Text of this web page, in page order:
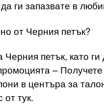
ги запазвате в
от Черния петък?
петък, като ги
–
в центъра за
от тук.